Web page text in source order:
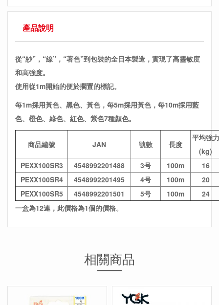
產品說明
從“紗”，“線”，“著色”到包裝的全日本製造，實現了高靈敏度
和高強度。
使用從1m開始的便於擱置的標記。
每1m採用黃色、黑色、黃色，每5m採用黃色，每10m採用藍
色、橙色、綠色、紅色、紫色7種顏色。
商品編號 JAN 號數 長度
平均強力
(kg)
PEXX100SR3
4548992201488 3号 100m
16
PEXX100SR4
4548992201495 4号 100m
20
PEXX100SR5
4548992201501 5号 100m
24
一盒為12連，此價格為1個的價格。
相關商品